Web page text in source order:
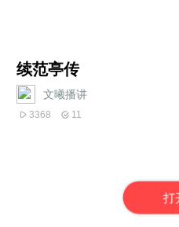
续范亭传
文曦播讲
3368 11
打